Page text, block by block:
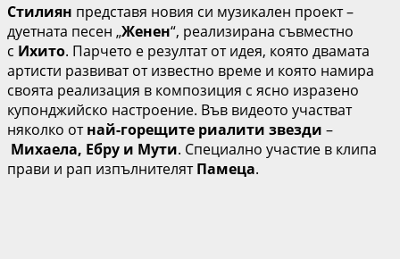
Стилиян представя новия си музикален проект –
дуетната песен „Женен“, реализирана съвместно
с Ихито. Парчето е резултат от идея, която двамата
артисти развиват от известно време и която намира
своята реализация в композиция с ясно изразено
купонджийско настроение. Във видеото участват
няколко отнай-горещите риалити звезди –
Михаела, Ебру и Мути. Специално участие в клипа
прави и рап изпълнителятПамеца.